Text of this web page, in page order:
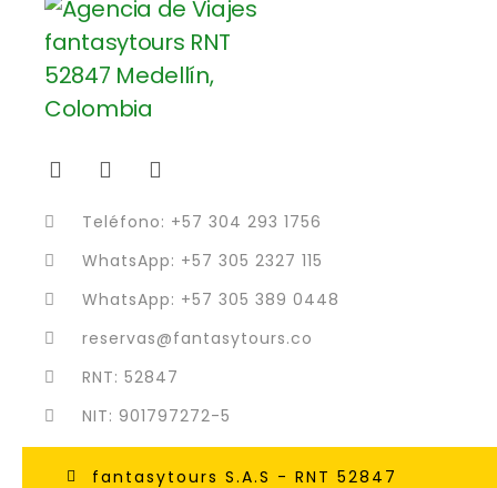
Teléfono: +57 304 293 1756
WhatsApp: +57 305 2327 115
WhatsApp: +57 305 389 0448
reservas@fantasytours.co
RNT: 52847
NIT: 901797272-5
fantasytours S.A.S - RNT 52847